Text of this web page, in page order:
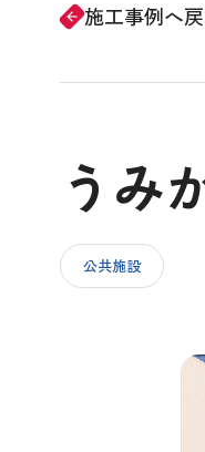
施工事例
CSRの取り組み
arrow_forward 施工事例へ
うみ
公共施設